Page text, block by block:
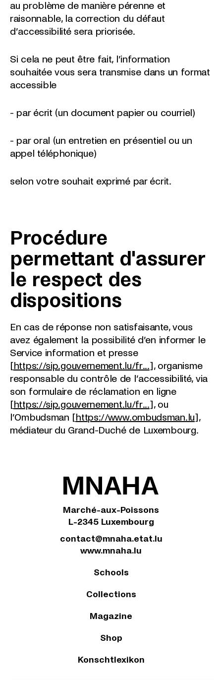
au problème de manière pérenne et
raisonnable, la correction du défaut
d’accessibilité sera priorisée.
Si cela ne peut être fait, l’information
souhaitée vous sera transmise dans un format
accessible
- par écrit (un document papier ou courriel)
- par oral (un entretien en présentiel ou un
appel téléphonique)
selon votre souhait exprimé par écrit.
Procédure
permettant d'assurer
le respect des
dispositions
En cas de réponse non satisfaisante, vous
avez également la possibilité d’en informer le
Service information et presse
[https://sip.gouvernement.lu/fr...], organisme
responsable du contrôle de l’accessibilité, via
son formulaire de réclamation en ligne
[https://sip.gouvernement.lu/fr...], ou
l’Ombudsman [https://www.ombudsman.lu],
médiateur du Grand-Duché de Luxembourg.
Marché-aux-Poissons
L-2345 Luxembourg
contact@mnaha.etat.lu
www.mnaha.lu
Schools
Collections
Magazine
Shop
Konschtlexikon